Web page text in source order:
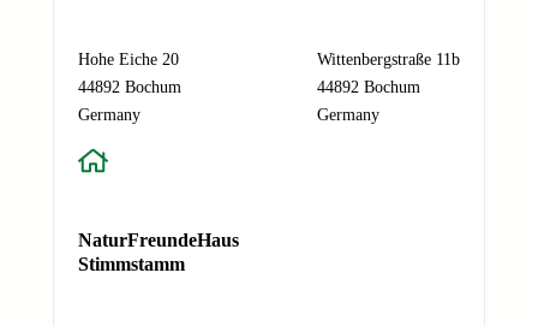
i
l
-
d
s
Absenden
Hohe Eiche 20
44892 Bochum
Germany
Wittenbergstraße 11b
44892 Bochum
Germany
NaturFreundeHaus
Stimmstamm